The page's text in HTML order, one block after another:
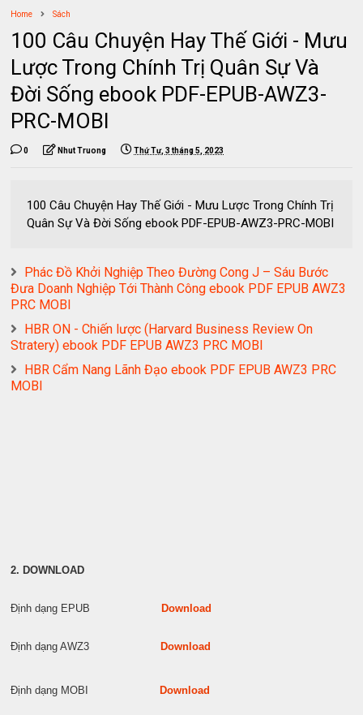
Home Sách
100 Câu Chuyện Hay Thế Giới - Mưu
Lược Trong Chính Trị Quân Sự Và
Đời Sống ebook PDF-EPUB-AWZ3-
PRC-MOBI
0 Nhut Truong Thứ Tư, 3 tháng 5, 2023
100 Câu Chuyện Hay Thế Giới - Mưu Lược Trong Chính Trị
Quân Sự Và Đời Sống ebook PDF-EPUB-AWZ3-PRC-MOBI
Phác Đồ Khởi Nghiệp Theo Đường Cong J – Sáu Bước
Đưa Doanh Nghiệp Tới Thành Công ebook PDF EPUB AWZ3
PRC MOBI
HBR ON - Chiến lược (Harvard Business Review On
Stratery) ebook PDF EPUB AWZ3 PRC MOBI
HBR Cẩm Nang Lãnh Đạo ebook PDF EPUB AWZ3 PRC
MOBI
2. DOWNLOAD
Định dạng EPUBDownload
Định dạng AWZ3Download
Định dạng MOBIDownload